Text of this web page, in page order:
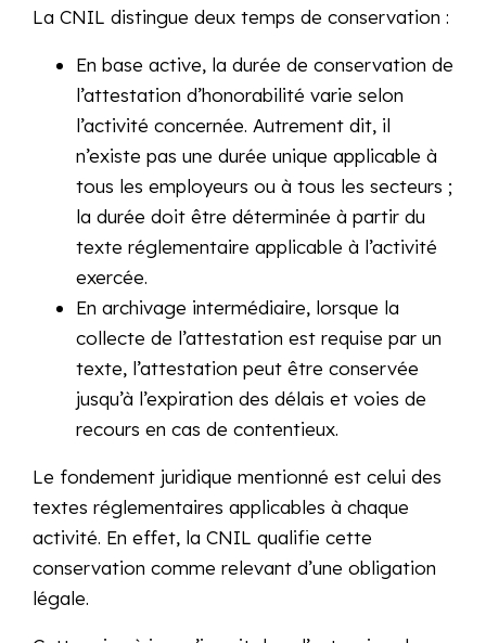
La CNIL distingue deux temps de conservation :
En base active, la durée de conservation de
l’attestation d’honorabilité varie selon
l’activité concernée. Autrement dit, il
n’existe pas une durée unique applicable à
tous les employeurs ou à tous les secteurs ;
la durée doit être déterminée à partir du
texte réglementaire applicable à l’activité
exercée.
En archivage intermédiaire, lorsque la
collecte de l’attestation est requise par un
texte, l’attestation peut être conservée
jusqu’à l’expiration des délais et voies de
recours en cas de contentieux.
Le fondement juridique mentionné est celui des
textes réglementaires applicables à chaque
activité. En effet, la CNIL qualifie cette
conservation comme relevant d’une obligation
légale.